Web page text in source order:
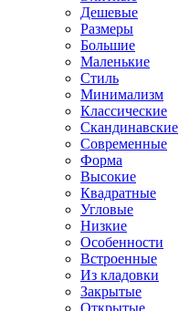
Дешевые
Размеры
Большие
Маленькие
Стиль
Минимализм
Классические
Скандинавские
Современные
Форма
Высокие
Квадратные
Угловые
Низкие
Особенности
Встроенные
Из кладовки
Закрытые
Открытые